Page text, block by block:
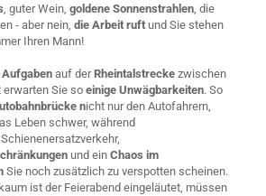
, guter Wein, goldene Sonnenstrahlen, die
- aber nein, die Arbeit ruft und Sie stehen
Ihren Mann!
auf derRheintalstrecke zwischen
erwarten Sie so einige Unwägbarkeiten. So
nicht nur den Autofahrern,
Leben schwer, während
und ein Chaos im
Sie noch zusätzlich zu verspotten scheinen.
ist der Feierabend eingeläutet, müssen